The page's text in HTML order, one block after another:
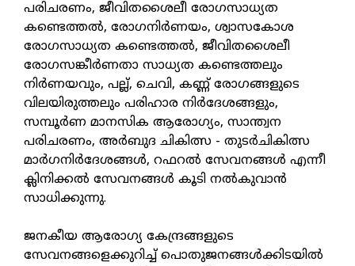
പരിചരണം, ജീവിതശൈലീ രോഗസാധ്യത
കണ്ടെത്തല്‍, രോഗനിര്‍ണയം, ശ്വാസകോശ
രോഗസാധ്യത കണ്ടെത്തല്‍, ജീവിതശൈലീ
രോഗസങ്കീര്‍ണതാ സാധ്യത കണ്ടെത്തലും
നിര്‍ണയവും, പല്ല്, ചെവി, കണ്ണ് രോഗങ്ങളുടെ
വിലയിരുത്തലും പരിഹാര നിര്‍ദേശങ്ങളും,
സമ്പൂര്‍ണ മാനസിക ആരോഗ്യം, സാന്ത്വന
പരിചരണം, അര്‍ബുദ ചികിത്സ - തുടര്‍ചികിത്സ
മാര്‍ഗനിര്‍ദേശങ്ങള്‍, റഫറല്‍ സേവനങ്ങള്‍ എന്നീ
ക്ലിനിക്കല്‍ സേവനങ്ങള്‍ കൂടി നല്‍കുവാന്‍
സാധിക്കുന്നു.
ജനകീയ ആരോഗ്യ കേന്ദ്രങ്ങളുടെ
സേവനങ്ങളെക്കുറിച്ച് പൊതുജനങ്ങള്‍ക്കിടയില്‍